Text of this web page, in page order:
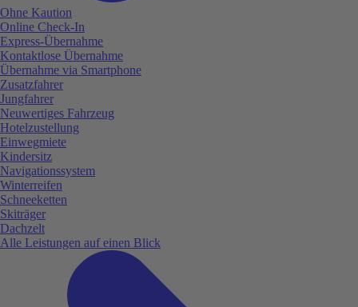
Ohne Kaution
Online Check-In
Express-Übernahme
Kontaktlose Übernahme
Übernahme via Smartphone
Zusatzfahrer
Jungfahrer
Neuwertiges Fahrzeug
Hotelzustellung
Einwegmiete
Kindersitz
Navigationssystem
Winterreifen
Schneeketten
Skiträger
Dachzelt
Alle Leistungen auf einen Blick